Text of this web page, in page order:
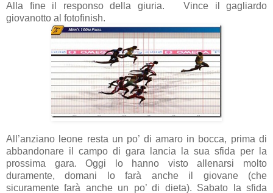
Alla fine il responso della giuria. Vince il gagliardo
giovanotto al fotofinish.
All’anziano leone resta un po’ di amaro in bocca, prima di
abbandonare il campo di gara lancia la sua sfida per la
prossima gara. Oggi lo hanno visto allenarsi molto
duramente, domani lo farà anche il giovane (che
sicuramente farà anche un po’ di dieta). Sabato la sfida